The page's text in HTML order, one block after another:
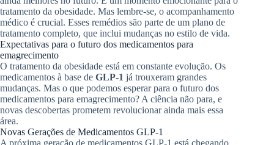
tratamento da obesidade. Mas lembre-se, o acompanhamento
médico é crucial. Esses remédios são parte de um plano de
tratamento completo, que inclui mudanças no estilo de vida.
Expectativas para o futuro dos medicamentos para
emagrecimento
O tratamento da obesidade está em constante evolução. Os
medicamentos à base de GLP-1 já trouxeram grandes
mudanças. Mas o que podemos esperar para o futuro dos
medicamentos para emagrecimento? A ciência não para, e
novas descobertas prometem revolucionar ainda mais essa
área.
Novas Gerações de Medicamentos GLP-1
A próxima geração de medicamentos GLP-1 está chegando.